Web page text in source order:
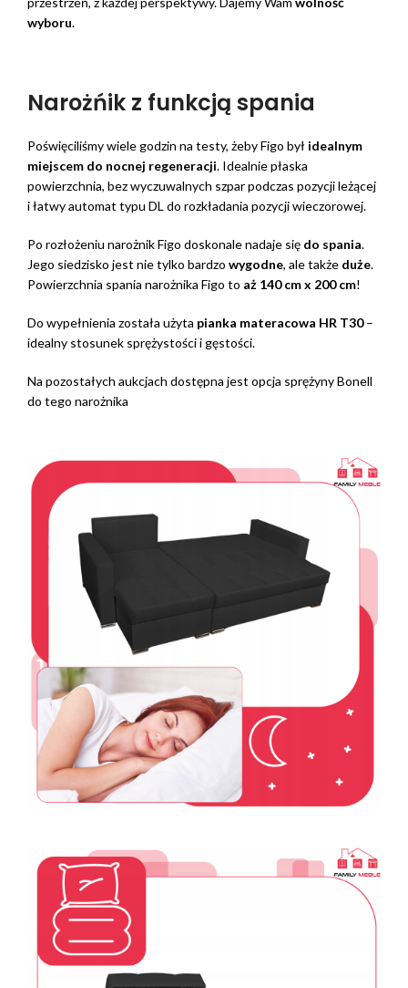
wyboru.
Narożńik z funkcją spania
Poświęciliśmy wiele godzin na testy, żeby Figo był idealnym
miejscem do nocnej regeneracji. Idealnie płaska
powierzchnia, bez wyczuwalnych szpar podczas pozycji leżącej
i łatwy automat typu DL do rozkładania pozycji wieczorowej.
Po rozłożeniu narożnik Figo doskonale nadaje się do spania.
Jego siedzisko jest nie tylko bardzo wygodne, ale także duże.
Powierzchnia spania narożnika Figo to aż 140 cm x 200 cm!
Do wypełnienia została użyta pianka materacowa HR T30–
idealny stosunek sprężystości i gęstości.
Na pozostałych aukcjach dostępna jest opcja sprężyny Bonell
do tego narożnika